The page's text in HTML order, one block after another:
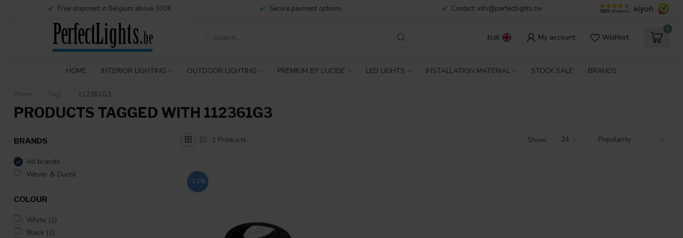
Free shipment in Belgium above 100€ Secure payment options Contact: info@perfectlights.be 889 reviews
EUR My account Wishlist
0
HOME INTERIOR LIGHTING OUTDOOR LIGHTING PREMIUM BY LUCIDE LED LIGHTS INSTALLATION MATERIAL STOCK SALE BRANDS
Home Tags 112361G3
PRODUCTS TAGGED WITH 112361G3
BRANDS
All brands
Wever & Ducré
COLOUR
White (1)
Black (1)
1 Products Show:
-12%